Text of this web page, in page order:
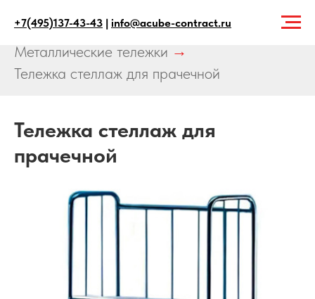
+7(495)137-43-43 | info@acube-contract.ru
Главная → Продукция →
Металлические тележки →
Тележка стеллаж для прачечной
Тележка стеллаж для
прачечной